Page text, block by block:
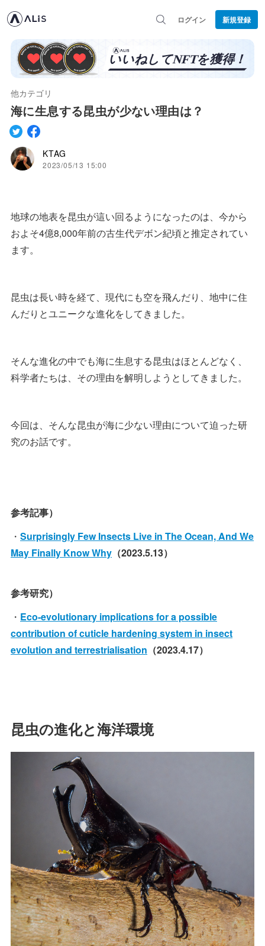
ログイン 新規登録
他カテゴリ
海に生息する昆虫が少ない理由は？
KTAG
2023/05/13 15:00
地球の地表を昆虫が這い回るようになったのは、今から
およそ4億8,000年前の古生代デボン紀頃と推定されてい
ます。
昆虫は長い時を経て、現代にも空を飛んだり、地中に住
んだりとユニークな進化をしてきました。
そんな進化の中でも海に生息する昆虫はほとんどなく、
科学者たちは、その理由を解明しようとしてきました。
今回は、そんな昆虫が海に少ない理由について迫った研
究のお話です。
参考記事）
・ Surprisingly Few Insects Live in The Ocean, And We
May Finally Know Why （2023.5.13）
参考研究）
・ Eco-evolutionary implications for a possible
contribution of cuticle hardening system in insect
evolution and terrestrialisation （2023.4.17）
昆虫の進化と海洋環境